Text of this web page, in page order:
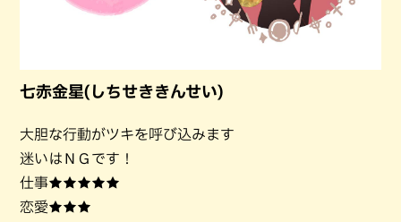
七赤金星(しちせききんせい)
大胆な行動がツキを呼び込みます
迷いはＮＧです！
仕事★★★★★
恋愛★★★